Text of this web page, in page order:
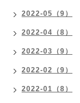
2022-05（9）
2022-04（8）
2022-03（9）
2022-02（9）
2022-01（8）